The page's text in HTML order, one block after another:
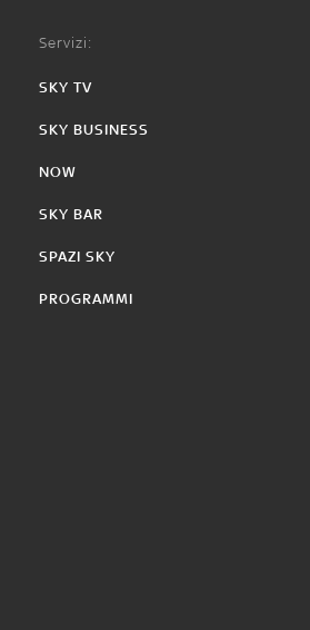
Servizi:
SKY TV
SKY BUSINESS
NOW
SKY BAR
SPAZI SKY
PROGRAMMI